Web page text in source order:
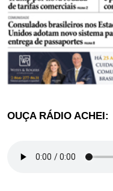
OUÇA RÁDIO ACHEI: